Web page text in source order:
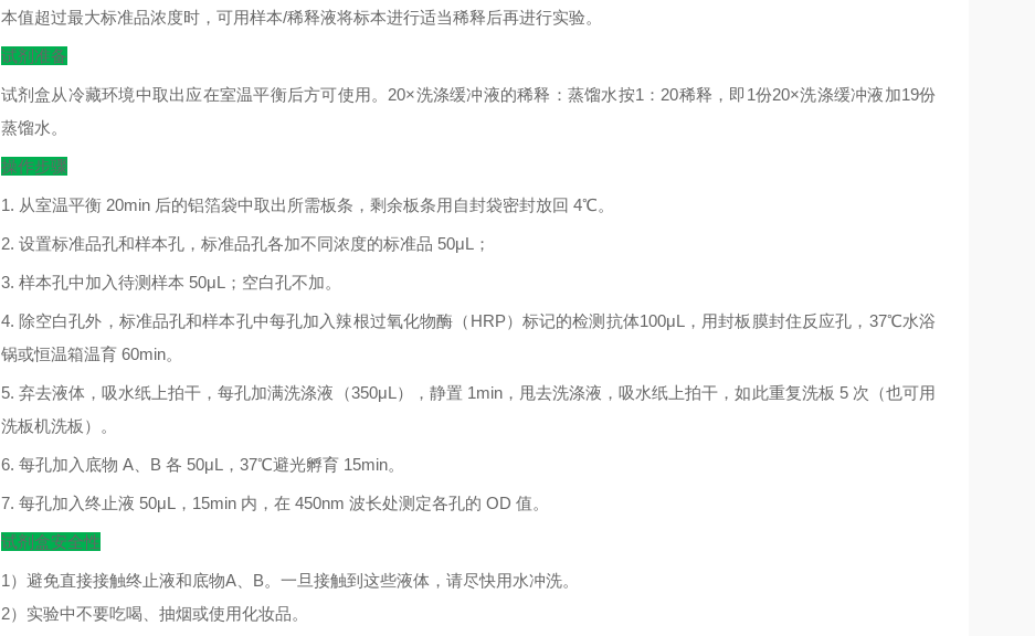
本值超过最大标准品浓度时，可用样本/稀释液将标本进行适当稀释后再进行实验。
试剂准备
试剂盒从冷藏环境中取出应在室温平衡后方可使用。 20×洗涤缓冲液的稀释：蒸馏水按1 ： 20稀释，即 1份20×洗涤缓冲液加19份
蒸馏水。
操作步骤
1. 从室温平衡20min 后的铝箔袋中取出所需板条，剩余板条用自封袋密封放回 4℃。
2. 设置标准品孔和样本孔，标准品孔各加不同浓度的标准品 50μL ；
3. 样本孔中加入待测样本 50μL ；空白孔不加。
4. 除空白孔外，标准品孔和样本孔中每孔加入辣根过氧化物酶（ HRP）标记的检测抗体100μL ，用封板膜封住反应孔， 37℃水浴
锅或恒温箱温育60min。
5. 弃去液体，吸水纸上拍干，每孔加满洗涤液（350μL ），静置 1min，甩去洗涤液，吸水纸上拍干，如此重复洗板 5 次（也可用
洗板机洗板）。
6. 每孔加入底物 A、 B 各 50μL ， 37℃避光孵育15min。
7. 每孔加入终止液 50μL ， 15min 内，在 450nm 波长处测定各孔的 OD 值。
试剂盒安全性
1）避免直接接触终止液和底物A、B。一旦接触到这些液体，请尽快用水冲洗。
2）实验中不要吃喝、抽烟或使用化妆品。